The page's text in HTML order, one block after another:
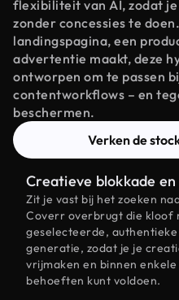
flexibiliteit van AI, zodat je
zonder concessies te
landingspagina, een
advertentie maakt, deze
ontworpen om te passen
contentworkflows – en
beschermen.
Verken de
Creatieve blokkade en
Zit je vast bij het zoeken
Coverr overbrugt die kloof
geselecteerde,
generatie, zodat je je
vrijmaken en binnen
behoeften kunt voldoen.